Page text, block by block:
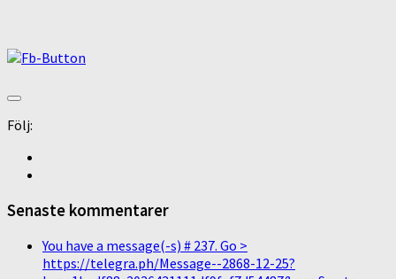
Följ:
Senaste kommentarer
You have a message(-s) # 237. Go >
https://telegra.ph/Message--2868-12-25?